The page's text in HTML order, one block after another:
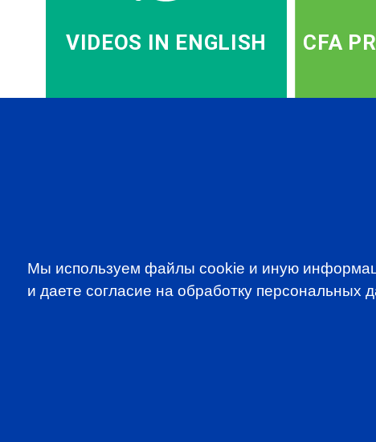
VIDEOS IN ENGLISH CFA
SUBSCRIBE TO OUR
to be the first to know about all CFA
programms
Мы используем файлы cookie и иную
и даете согласие на обработку персональных